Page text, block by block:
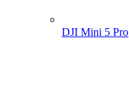
DJI Mini 5 Pro